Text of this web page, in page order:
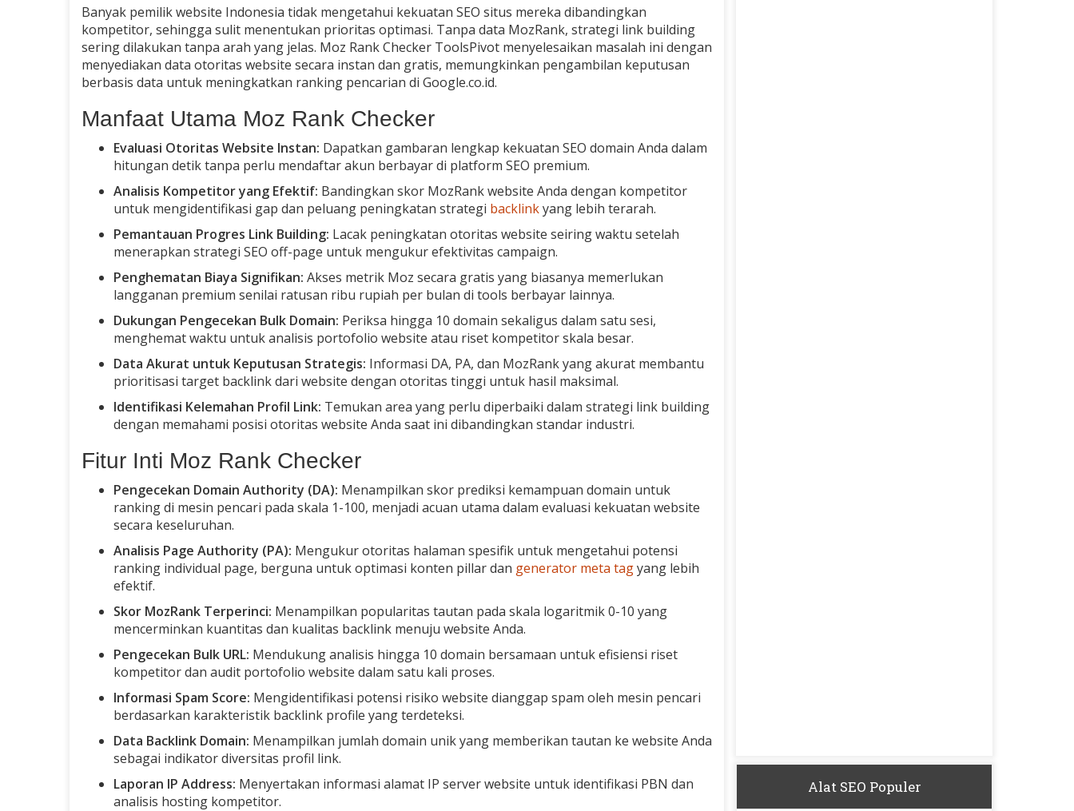
Banyak pemilik website Indonesia tidak mengetahui kekuatan SEO situs mereka dibandingkan
kompetitor, sehingga sulit menentukan prioritas optimasi. Tanpa data MozRank, strategi link building
sering dilakukan tanpa arah yang jelas. Moz Rank Checker ToolsPivot menyelesaikan masalah ini dengan
menyediakan data otoritas website secara instan dan gratis, memungkinkan pengambilan keputusan
berbasis data untuk meningkatkan ranking pencarian di Google.co.id.
Manfaat Utama Moz Rank Checker
Evaluasi Otoritas Website Instan: Dapatkan gambaran lengkap kekuatan SEO domain Anda dalam
hitungan detik tanpa perlu mendaftar akun berbayar di platform SEO premium.
Analisis Kompetitor yang Efektif: Bandingkan skor MozRank website Anda dengan kompetitor
untuk mengidentifikasi gap dan peluang peningkatan strategi backlinkyang lebih terarah.
Pemantauan Progres Link Building: Lacak peningkatan otoritas website seiring waktu setelah
menerapkan strategi SEO off-page untuk mengukur efektivitas campaign.
Penghematan Biaya Signifikan: Akses metrik Moz secara gratis yang biasanya memerlukan
langganan premium senilai ratusan ribu rupiah per bulan di tools berbayar lainnya.
Dukungan Pengecekan Bulk Domain: Periksa hingga 10 domain sekaligus dalam satu sesi,
menghemat waktu untuk analisis portofolio website atau riset kompetitor skala besar.
Data Akurat untuk Keputusan Strategis: Informasi DA, PA, dan MozRank yang akurat membantu
prioritisasi target backlink dari website dengan otoritas tinggi untuk hasil maksimal.
Identifikasi Kelemahan Profil Link: Temukan area yang perlu diperbaiki dalam strategi link building
dengan memahami posisi otoritas website Anda saat ini dibandingkan standar industri.
Fitur Inti Moz Rank Checker
Pengecekan Domain Authority (DA): Menampilkan skor prediksi kemampuan domain untuk
ranking di mesin pencari pada skala 1-100, menjadi acuan utama dalam evaluasi kekuatan website
secara keseluruhan.
Analisis Page Authority (PA): Mengukur otoritas halaman spesifik untuk mengetahui potensi
ranking individual page, berguna untuk optimasi konten pillar dan generator meta tagyang lebih
efektif.
Skor MozRank Terperinci: Menampilkan popularitas tautan pada skala logaritmik 0-10 yang
mencerminkan kuantitas dan kualitas backlink menuju website Anda.
Pengecekan Bulk URL: Mendukung analisis hingga 10 domain bersamaan untuk efisiensi riset
kompetitor dan audit portofolio website dalam satu kali proses.
Informasi Spam Score: Mengidentifikasi potensi risiko website dianggap spam oleh mesin pencari
berdasarkan karakteristik backlink profile yang terdeteksi.
Data Backlink Domain: Menampilkan jumlah domain unik yang memberikan tautan ke website Anda
sebagai indikator diversitas profil link.
Laporan IP Address: Menyertakan informasi alamat IP server website untuk identifikasi PBN dan
analisis hosting kompetitor.
Alat SEO Populer